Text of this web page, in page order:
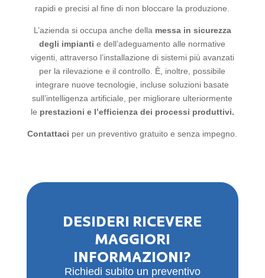
rapidi e precisi al fine di non bloccare la produzione.
L’azienda si occupa anche della messa in sicurezza
degli impianti e dell’adeguamento alle normative
vigenti, attraverso l’installazione di sistemi più avanzati
per la rilevazione e il controllo. È, inoltre, possibile
integrare nuove tecnologie, incluse soluzioni basate
sull’intelligenza artificiale, per migliorare ulteriormente
le prestazioni e l’efficienza dei processi produttivi.
Contattaci per un preventivo gratuito e senza impegno.
DESIDERI RICEVERE
MAGGIORI
INFORMAZIONI?
Richiedi subito un preventivo